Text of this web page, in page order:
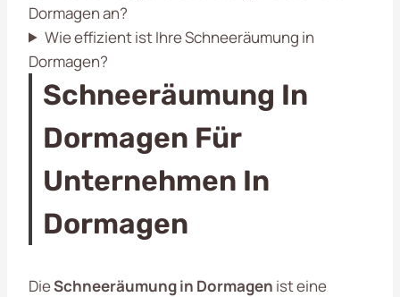
Dormagen an?
Wie effizient ist Ihre Schneeräumung in
Dormagen?
Schneeräumung In
Dormagen Für
Unternehmen In
Dormagen
DieSchneeräumung in Dormagen ist eine